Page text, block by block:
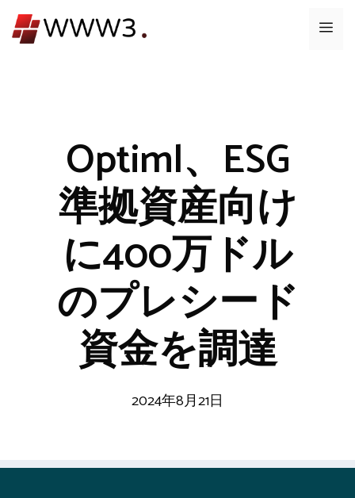
ン
メ
Optiml、ESG
準拠資産向け
に400万ドル
のプレシード
資金を調達
2024年8月21日